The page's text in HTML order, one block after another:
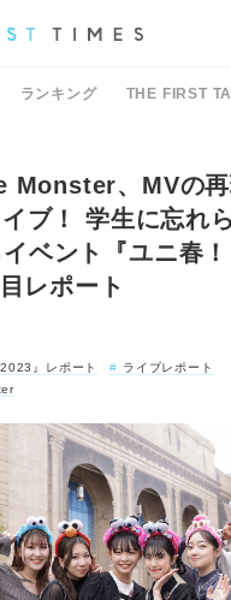
ランキング THE FIRST
、MVの再
ブ！ 学生に忘れ
ベント『ユニ春
レポート
』レポート
ライブレポート